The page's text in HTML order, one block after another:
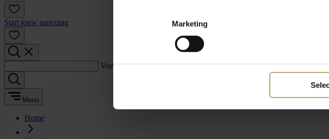
Marketing
Start jouw aanvraag
Voer een zoekterm in:
Menu
Home